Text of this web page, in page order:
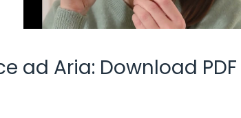
ad Aria: Download